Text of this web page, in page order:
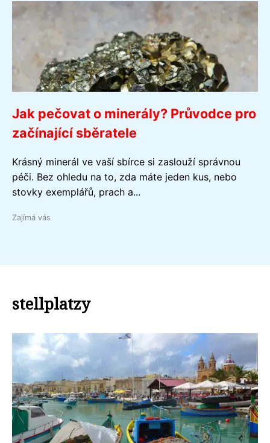
Jak pečovat o minerály? Průvodce pro
začínající sběratele
Krásný minerál ve vaší sbírce si zaslouží správnou
péči. Bez ohledu na to, zda máte jeden kus, nebo
stovky exemplářů, prach a...
Zajímá vás
stellplatzy